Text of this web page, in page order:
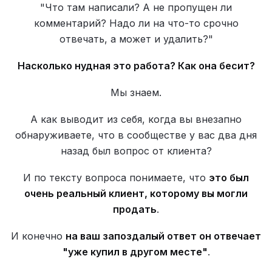
"Что там написали? А не пропущен ли
комментарий? Надо ли на что-то срочно
отвечать, а может и удалить?"
Насколько нудная это работа? Как она бесит?
Мы знаем.
А как выводит из себя, когда вы внезапно
обнаруживаете, что в сообществе у вас два дня
назад был вопрос от клиента?
И по тексту вопроса понимаете, что это был
очень реальный клиент, которому вы могли
продать.
И конечно на ваш запоздалый ответ он отвечает
"уже купил в другом месте".